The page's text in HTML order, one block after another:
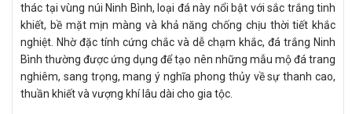
thác tại vùng núi Ninh Bình, loại đá này nổi bật với sắc trắng tinh
khiết, bề mặt mịn màng và khả năng chống chịu thời tiết khắc
nghiệt. Nhờ đặc tính cứng chắc và dễ chạm khắc, đá trắng Ninh
Bình thường được ứng dụng để tạo nên những mẫu mộ đá trang
nghiêm, sang trọng, mang ý nghĩa phong thủy về sự thanh cao,
thuần khiết và vượng khí lâu dài cho gia tộc.